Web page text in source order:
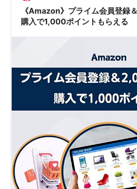
《Amazon》プライム会員登録
購入で1,000ポイントもらえる